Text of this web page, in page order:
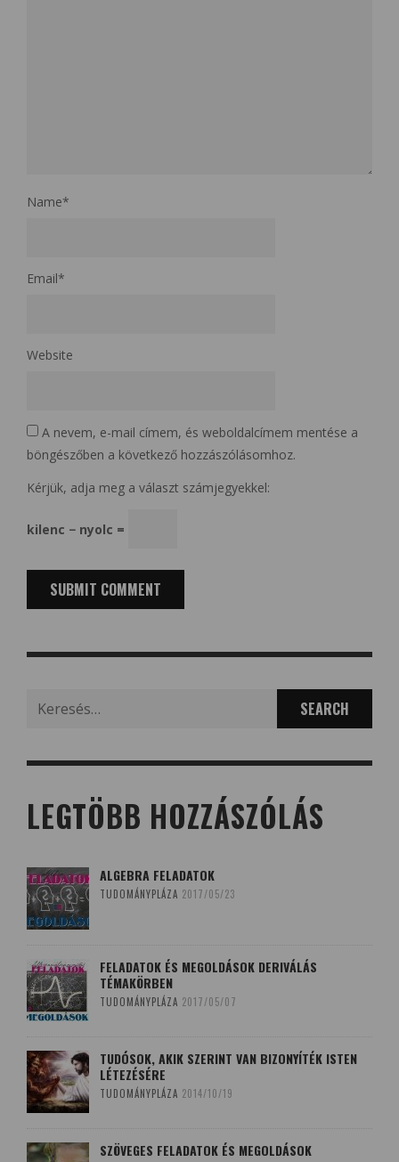
Name*
Email*
Website
A nevem, e-mail címem, és weboldalcímem mentése a
böngészőben a következő hozzászólásomhoz.
Kérjük, adja meg a választ számjegyekkel:
kilenc − nyolc =
LEGTÖBB HOZZÁSZÓLÁS
ALGEBRA FELADATOK
TUDOMÁNYPLÁZA 2017/05/23
FELADATOK ÉS MEGOLDÁSOK DERIVÁLÁS
TÉMAKÖRBEN
TUDOMÁNYPLÁZA 2017/05/07
TUDÓSOK, AKIK SZERINT VAN BIZONYÍTÉK ISTEN
LÉTEZÉSÉRE
TUDOMÁNYPLÁZA 2014/10/19
SZÖVEGES FELADATOK ÉS MEGOLDÁSOK